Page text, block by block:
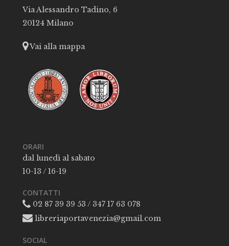
Via Alessandro Tadino, 6
20124 Milano
Vai alla mappa
ORARI
dal lunedì al sabato
10-13 / 16-19
CONTATTI
02 87 39 39 53 / 347 17 63 078
libreriaportavenezia@gmail.com
SOCIAL